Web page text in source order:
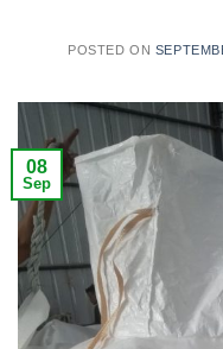
POSTED ON
08
Sep